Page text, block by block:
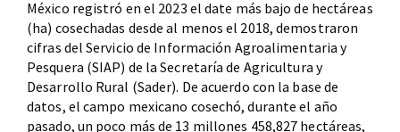
México registró en el 2023 el date más bajo de hectáreas
(ha) cosechadas desde al menos el 2018, demostraron
cifras del Servicio de Información Agroalimentaria y
Pesquera (SIAP) de la Secretaría de Agricultura y
Desarrollo Rural (Sader). De acuerdo con la base de
datos, el campo mexicano cosechó, durante el año
pasado, un poco más de 13 millones 458,827 hectáreas,